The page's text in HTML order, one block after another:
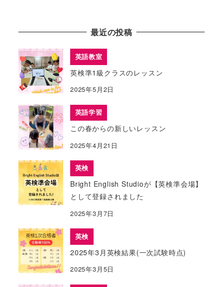
最近の投稿
英語教室
英検準1級クラスのレッスン
2025年5月2日
英語学習
この春からの新しいレッスン
2025年4月21日
英検
Bright English Studioが【英検準会場】
として登録されました
2025年3月7日
英検
2025年3月英検結果(一次試験時点)
2025年3月5日